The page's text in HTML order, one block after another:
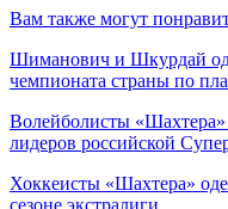
Вам также могут
Шиманович и Шкурдай
чемпионата страны по
Волейболисты
лидеров российской
Хоккеисты «Шахтера»
сезоне экстралиги